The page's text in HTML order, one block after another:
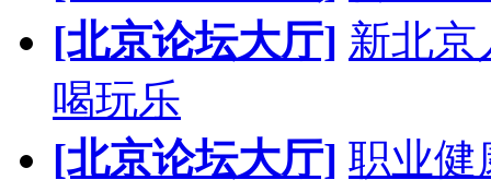
[北京论坛大厅] 新北京
喝玩乐
[北京论坛大厅] 职业健